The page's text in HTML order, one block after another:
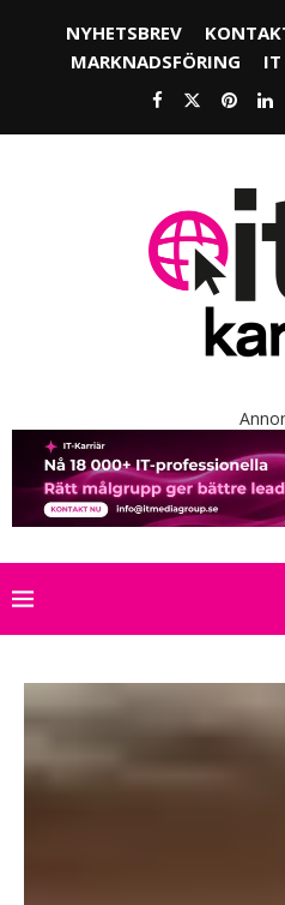
NYHETSBREV
MARKNADSFÖRING
IT